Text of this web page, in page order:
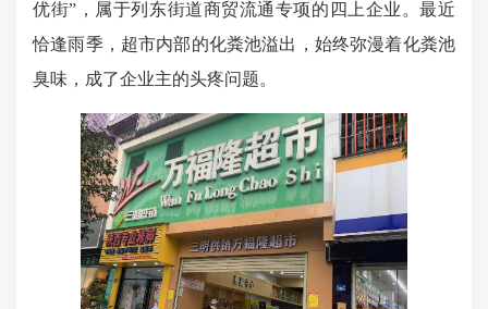
优街”，属于列东街道商贸流通专项的四上企业。最近
恰逢雨季，超市内部的化粪池溢出，始终弥漫着化粪池
臭味，成了企业主的头疼问题。